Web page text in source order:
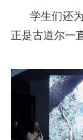
学生们还
正是古道尔一